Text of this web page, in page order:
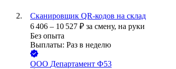
Сканировщик QR-кодов на склад
6 406 – 10 527 ₽ за смену, на руки
Без опыта
Выплаты: Раз в неделю
ООО Департамент Ф53